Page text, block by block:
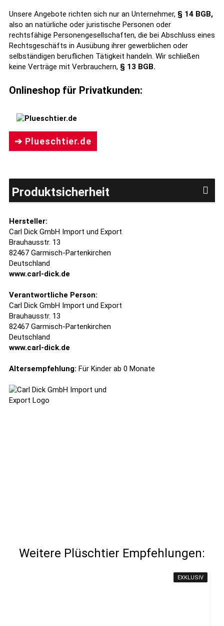
Unsere Angebote richten sich nur an Unternehmer, § 14 BGB,
also an natürliche oder juristische Personen oder
rechtsfähige Personengesellschaften, die bei Abschluss eines
Rechtsgeschäfts in Ausübung ihrer gewerblichen oder
selbständigen beruflichen Tätigkeit handeln. Wir schließen
keine Verträge mit Verbrauchern, § 13 BGB.
Onlineshop für Privatkunden:
➔ Plueschtier.de
Produktsicherheit
Hersteller:
Carl Dick GmbH Import und Export
Brauhausstr. 13
82467 Garmisch-Partenkirchen
Deutschland
www.carl-dick.de
Verantwortliche Person:
Carl Dick GmbH Import und Export
Brauhausstr. 13
82467 Garmisch-Partenkirchen
Deutschland
www.carl-dick.de
Altersempfehlung: Für Kinder ab 0 Monate
Weitere Plüschtier Empfehlungen:
EXKLUSIV